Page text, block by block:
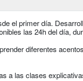
el primer día.
las 24h del día,
diferentes
a las clases